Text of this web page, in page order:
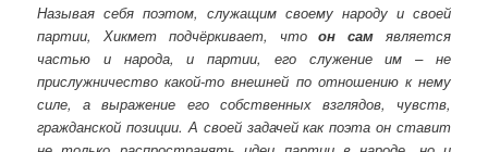
Называя себя поэтом, служащим своему народу и своей
партии, Хикмет подчёркивает, чтоон сам является
частью и народа, и партии, его служение им – не
прислужничество какой-то внешней по отношению к нему
силе, а выражение его собственных взглядов, чувств,
гражданской позиции. А своей задачей как поэта он ставит